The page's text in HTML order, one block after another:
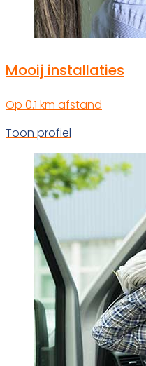
Mooij installaties
Op 0.1 km afstand
Toon profiel